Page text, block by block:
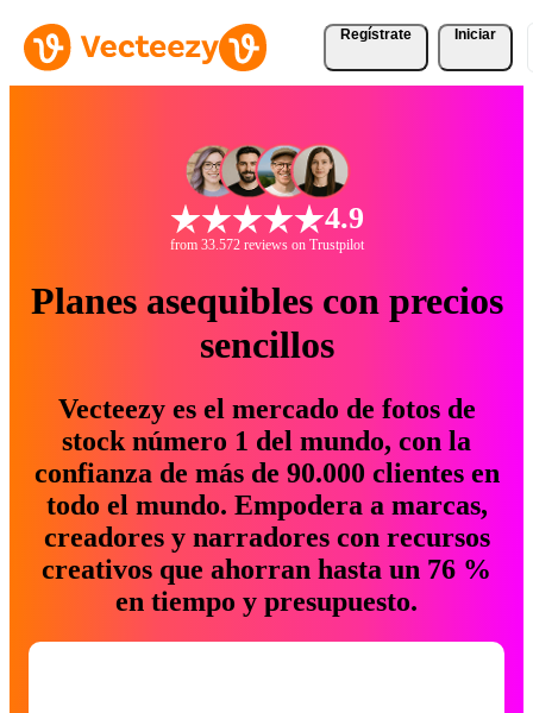
Regístrate Iniciar
4.9
from 33.572 reviews on Trustpilot
Planes asequibles con precios
sencillos
Vecteezy es el mercado de fotos de
stock número 1 del mundo, con la
confianza de más de 90.000 clientes en
todo el mundo. Empodera a marcas,
creadores y narradores con recursos
creativos que ahorran hasta un 76 %
en tiempo y presupuesto.